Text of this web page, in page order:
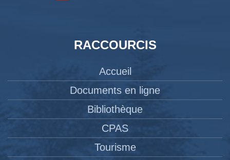
RACCOURCIS
Accueil
Documents en ligne
Bibliothèque
CPAS
Tourisme